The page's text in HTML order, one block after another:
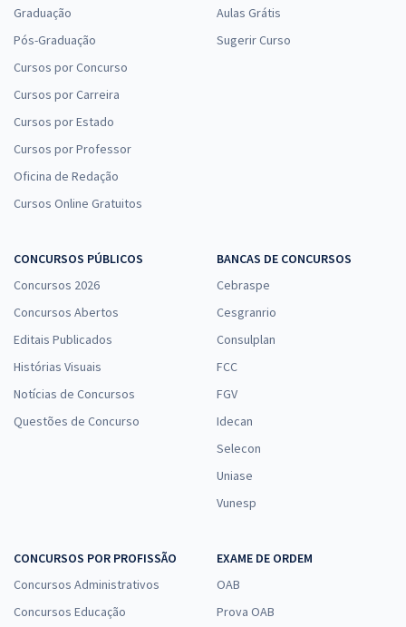
Graduação
Pós-Graduação
Cursos por Concurso
Cursos por Carreira
Cursos por Estado
Cursos por Professor
Oficina de Redação
Cursos Online Gratuitos
Aulas Grátis
Sugerir Curso
CONCURSOS PÚBLICOS
Concursos 2026
Concursos Abertos
Editais Publicados
Histórias Visuais
Notícias de Concursos
Questões de Concurso
BANCAS DE CONCURSOS
Cebraspe
Cesgranrio
Consulplan
FCC
FGV
Idecan
Selecon
Uniase
Vunesp
CONCURSOS POR PROFISSÃO
Concursos Administrativos
Concursos Educação
EXAME DE ORDEM
OAB
Prova OAB